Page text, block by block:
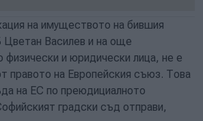
на имуществото на бившия
Цветан Василев и на още
физически и юридически лица, не е
правото на Европейския съюз. Това
на ЕС по преюдициалното
градски съд отправи,